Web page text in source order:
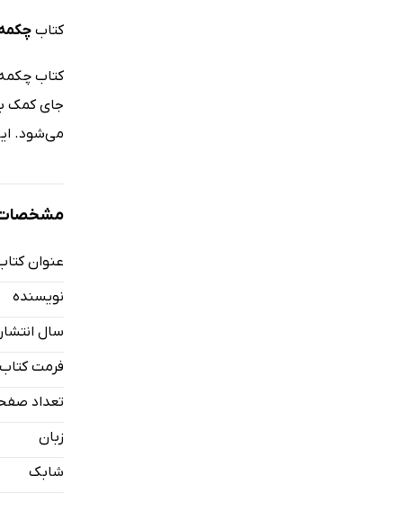
کتاب
کتاب
جای کمک
می‌شود.
مشخصات
عنوان
نویسنده
سال
فرمت کتاب
تعداد
زبان
شابک